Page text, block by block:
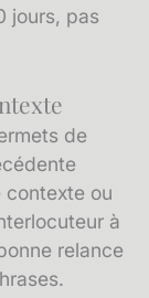
jours, pas
de
contexte ou
à
relance